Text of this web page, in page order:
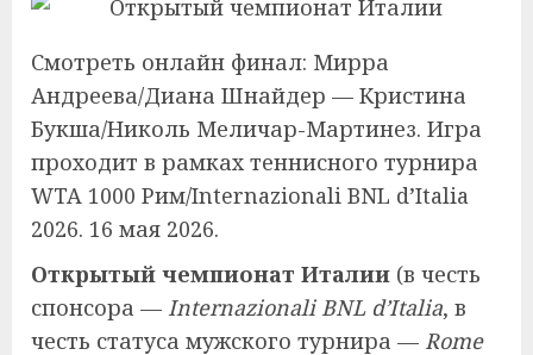
Смотреть онлайн финал: Мирра
Андреева/Диана Шнайдер — Кристина
Букша/Николь Меличар-Мартинез. Игра
проходит в рамках теннисного турнира
WTA 1000 Рим/Internazionali BNL d’Italia
2026. 16 мая 2026.
Открытый чемпионат Италии (в честь
спонсора — Internazionali BNL d’Italia, в
честь статуса мужского турнира — Rome